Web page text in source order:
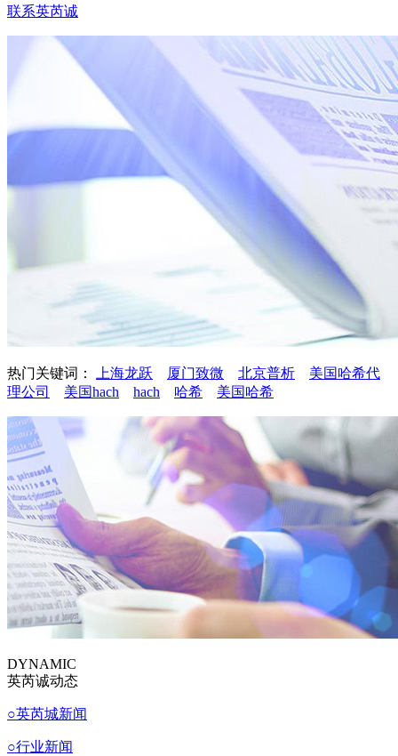
联系英芮诚
热门关键词： 上海龙跃 厦门致微 北京普析
美国哈希代
理公司
美国hach hach 哈希 美国哈希
DYNAMIC
英芮诚动态
○英芮城新闻
○行业新闻